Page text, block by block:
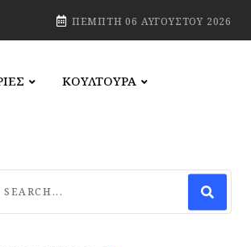
ΠΈΜΠΤΗ 06 ΑΥΓΟΎΣΤΟΥ 2026
ΚΟΥΛΤΟΥΡΑ